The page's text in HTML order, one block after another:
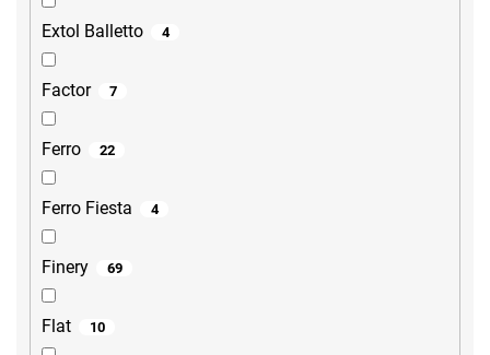
Extol Balletto 4
Factor 7
Ferro 22
Ferro Fiesta 4
Finery 69
Flat 10